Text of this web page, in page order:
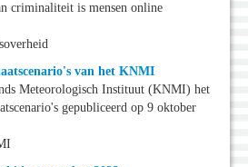
criminaliteit is mensen online
van het KNMI
Meteorologisch Instituut (KNMI) het
gepubliceerd op 9 oktober